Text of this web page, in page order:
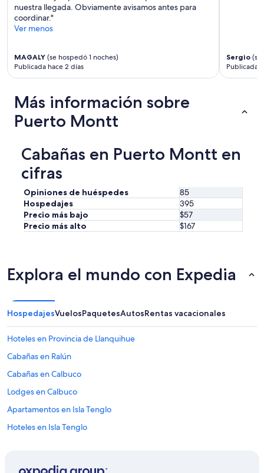
nuestra llegada. Obviamente avisamos antes para
coordinar."
Ver menos
MAGALY (se hospedó 1 noches)
Publicada hace 2 días
Sergio (se
Publicada
Más información sobre
Puerto Montt
Cabañas en Puerto Montt en
cifras
Opiniones de huéspedes
85
Hospedajes
395
Precio más bajo
$57
Precio más alto
$167
Explora el mundo con Expedia
HospedajesVuelosPaquetesAutosRentas vacacionales
Hoteles en Provincia de Llanquihue
Cabañas en Ralún
Cabañas en Calbuco
Lodges en Calbuco
Apartamentos en Isla Tenglo
Hoteles en Isla Tenglo